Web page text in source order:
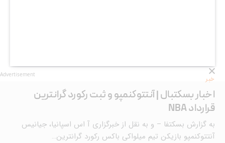
خبر
اخبار بسکتبال | آنتتوکنمپو و ثبت رکورد گرانترین
قرارداد NBA
به گزارش بسکتفا – و به نقل از خبرگزاری آ اس اسپانیا، جیانیس
آنتتوکنمپو بازیکن تیم میلواکی باکس رکورد گرانترین…
Advertisement